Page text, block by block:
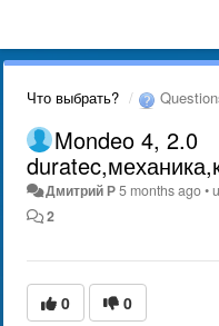
Что выбрать?
Mondeo 4, 2.0
Дмитрий Р5 months ago•
2
0 0